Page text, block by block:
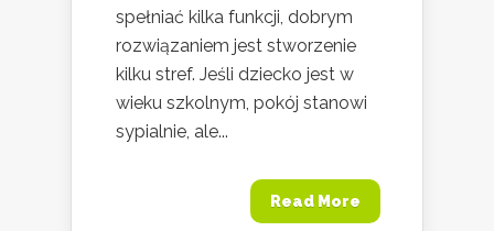
spełniać kilka funkcji, dobrym
rozwiązaniem jest stworzenie
kilku stref. Jeśli dziecko jest w
wieku szkolnym, pokój stanowi
sypialnie, ale...
Read More